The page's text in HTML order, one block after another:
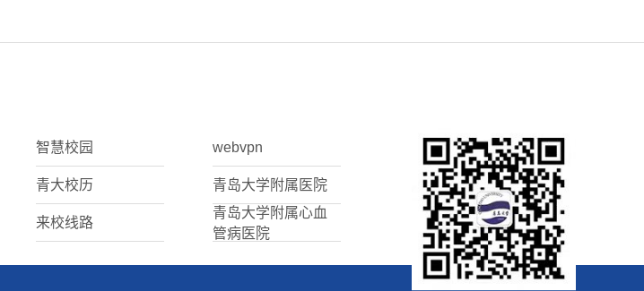
智慧校园 webvpn
青大校历 青岛大学附属医院
来校线路
青岛大学附属心血
管病医院